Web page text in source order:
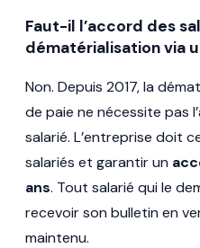
Faut-il l’accord des
dématérialisation via
Non. Depuis 2017, la
de paie ne nécessite pas
salarié. L’entreprise doit
salariés et garantir un
ans. Tout salarié qui le
recevoir son bulletin en
maintenu.